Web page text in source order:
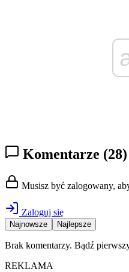
Komentarze (28)
Musisz być zalogowany,
Zaloguj się
Najnowsze Najlepsze
Brak komentarzy. Bądź
REKLAMA